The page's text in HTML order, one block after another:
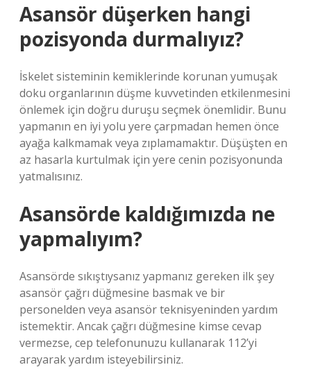
Asansör düşerken hangi
pozisyonda durmalıyız?
İskelet sisteminin kemiklerinde korunan yumuşak
doku organlarının düşme kuvvetinden etkilenmesini
önlemek için doğru duruşu seçmek önemlidir. Bunu
yapmanın en iyi yolu yere çarpmadan hemen önce
ayağa kalkmamak veya zıplamamaktır. Düşüşten en
az hasarla kurtulmak için yere cenin pozisyonunda
yatmalısınız.
Asansörde kaldığımızda ne
yapmalıyım?
Asansörde sıkıştıysanız yapmanız gereken ilk şey
asansör çağrı düğmesine basmak ve bir
personelden veya asansör teknisyeninden yardım
istemektir. Ancak çağrı düğmesine kimse cevap
vermezse, cep telefonunuzu kullanarak 112’yi
arayarak yardım isteyebilirsiniz.